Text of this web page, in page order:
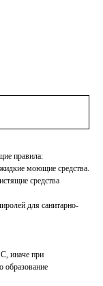
правила:
моющие средства.
средства
для санитарно-
иначе при
образование